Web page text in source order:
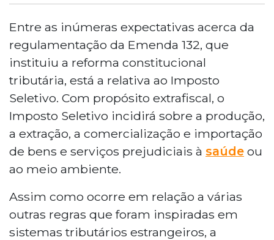
Entre as inúmeras expectativas acerca da
regulamentação da Emenda 132, que
instituiu a reforma constitucional
tributária, está a relativa ao Imposto
Seletivo. Com propósito extrafiscal, o
Imposto Seletivo incidirá sobre a produção,
a extração, a comercialização e importação
de bens e serviços prejudiciais à saúde ou
ao meio ambiente.
Assim como ocorre em relação a várias
outras regras que foram inspiradas em
sistemas tributários estrangeiros, a